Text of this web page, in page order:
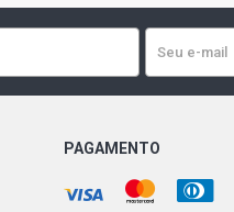
ESCORT
(1985 -
- 1986)
1986)
PAGAMENTO